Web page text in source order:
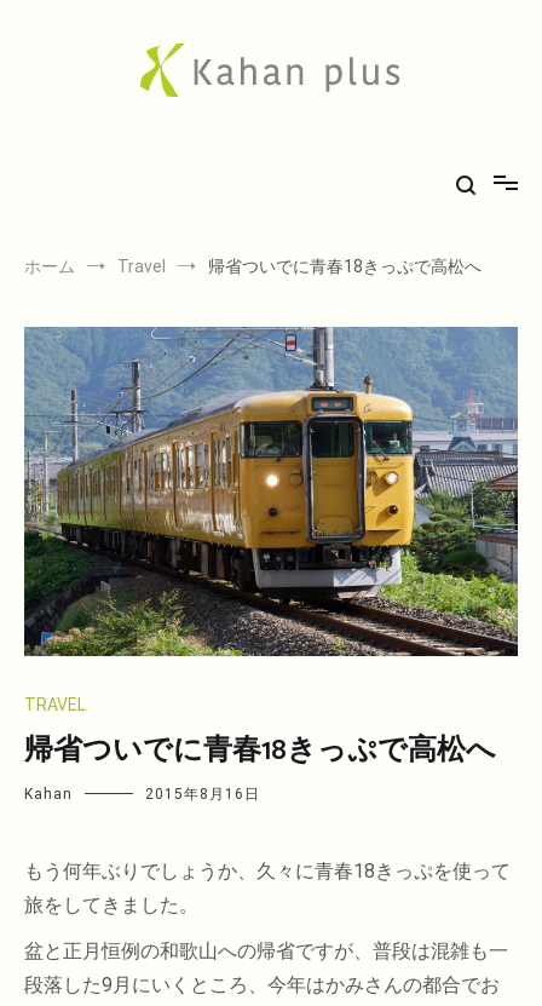
ホーム Travel 帰省ついでに青春18きっぷで高松へ
TRAVEL
帰省ついでに青春18きっぷで高松へ
Kahan 2015年8月16日
もう何年ぶりでしょうか、久々に青春18きっぷを使って
旅をしてきました。
盆と正月恒例の和歌山への帰省ですが、普段は混雑も一
段落した9月にいくところ、今年はかみさんの都合でお